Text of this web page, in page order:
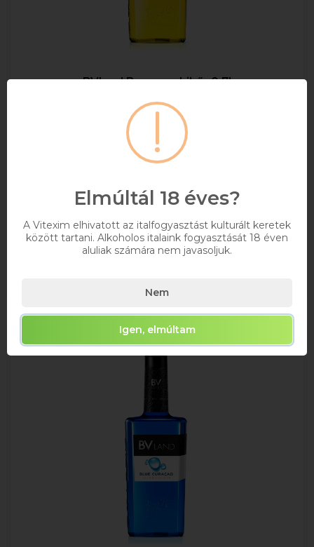
BVland Bananes Likőr 0.7l
+ DRS DÍJ/ÜVEG
3 592 Ft
Bruttó ár
Elérhetőségekről érdeklődjön
Elmúltál 18 éves?
A Vitexim elhivatott az italfogyasztást kulturált keretek
között tartani. Alkoholos italaink fogyasztását 18 éven
aluliak számára nem javasoljuk.
Nem
Igen, elmúltam